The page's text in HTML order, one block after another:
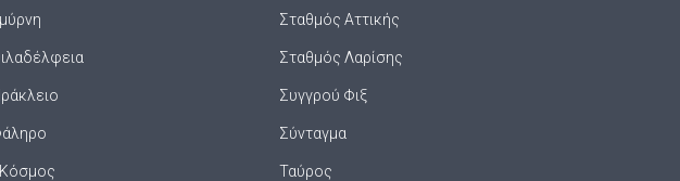
Σταθμός Αττικής
Σταθμός Λαρίσης
Συγγρού Φιξ
Σύνταγμα
Ταύρος